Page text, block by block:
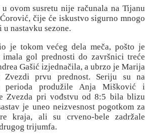
ovom susretu nije računala na Tijanu
čije će iskustvo sigurno mnogo
nastavku sezone.
je tokom većeg dela meča, pošto je
gol prednosti do završnici treće
Gašić izjednačila, a ubrzo je Marija
Zvezdi prvu prednost. Seriju su na
perioda produžile Anja Mišković i
Zvezda pri vođstvu od 8:5 bila blizu
je uneo neizvesnost pogotkom za
kraja, ali su crveno-bele zadržale
trijumfa.